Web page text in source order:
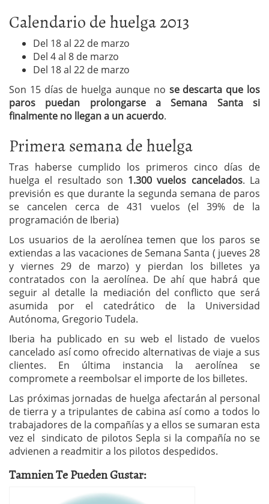
Calendario de huelga 2013
Del 18 al 22 de marzo
Del 4 al 8 de marzo
Del 18 al 22 de marzo
Son 15 días de huelga aunque no se descarta que los
paros puedan prolongarse a Semana Santa si
finalmente no llegan a un acuerdo.
Primera semana de huelga
Tras haberse cumplido los primeros cinco días de
huelga el resultado son 1.300 vuelos cancelados. La
previsión es que durante la segunda semana de paros
se cancelen cerca de 431 vuelos (el 39% de la
programación de Iberia)
Los usuarios de la aerolínea temen que los paros se
extiendas a las vacaciones de Semana Santa ( jueves 28
y viernes 29 de marzo) y pierdan los billetes ya
contratados con la aerolínea. De ahí que habrá que
seguir al detalle la mediación del conflicto que será
asumida por el catedrático de la Universidad
Autónoma, Gregorio Tudela.
Iberia ha publicado en su web el listado de vuelos
cancelado así como ofrecido alternativas de viaje a sus
clientes. En última instancia la aerolínea se
compromete a reembolsar el importe de los billetes.
Las próximas jornadas de huelga afectarán al personal
de tierra y a tripulantes de cabina así como a todos lo
trabajadores de la compañías y a ellos se sumaran esta
vez el sindicato de pilotos Sepla si la compañía no se
advienen a readmitir a los pilotos despedidos.
Tamnien Te Pueden Gustar: